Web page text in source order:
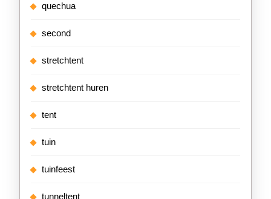
quechua
second
stretchtent
stretchtent huren
tent
tuin
tuinfeest
tunneltent